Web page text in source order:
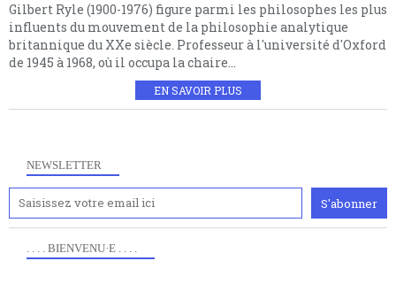
Gilbert Ryle (1900-1976) figure parmi les philosophes les plus
influents du mouvement de la philosophie analytique
britannique du XXe siècle. Professeur à l'université d'Oxford
de 1945 à 1968, où il occupa la chaire...
EN SAVOIR PLUS
NEWSLETTER
. . . . BIENVENU·E . . . .